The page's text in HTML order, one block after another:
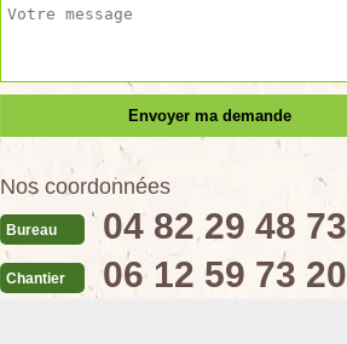
Nos coordonnées
Bureau 04 82 29 48 73
Chantier 06 12 59 73 20